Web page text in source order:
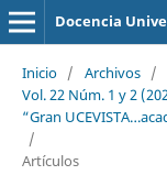
Docencia
Inicio / Archivos /
Vol. 22 Núm. 1 y 2
“Gran
/
Artículos